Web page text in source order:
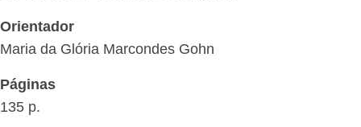
Orientador
Maria da Glória Marcondes Gohn
Páginas
135 p.